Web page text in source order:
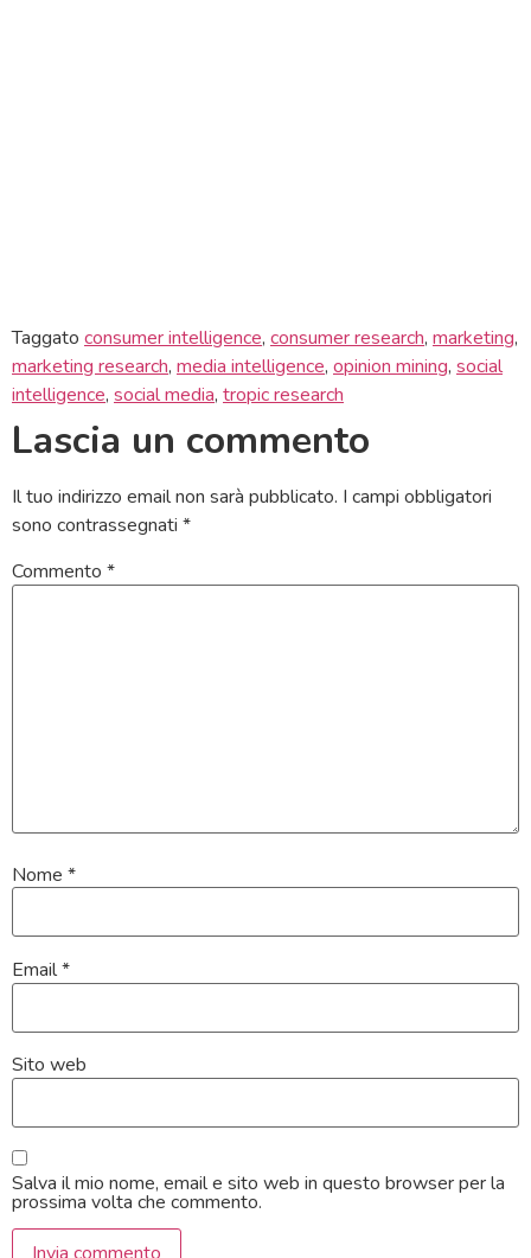
Taggato consumer intelligence, consumer research, marketing,
marketing research, media intelligence, opinion mining, social
intelligence, social media, tropic research
Lascia un commento
Il tuo indirizzo email non sarà pubblicato. I campi obbligatori
sono contrassegnati *
Commento *
Nome *
Email*
Sito web
Salva il mio nome, email e sito web in questo browser per la
prossima volta che commento.